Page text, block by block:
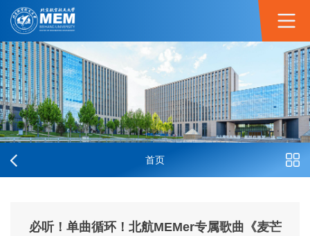
首页
必听！单曲循环！北航MEMer专属歌曲《麦芒